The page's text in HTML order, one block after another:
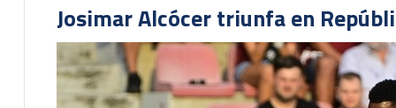
Josimar Alcócer triunfa en